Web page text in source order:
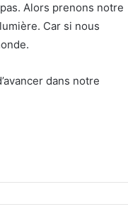
Alors prenons notre
Car si nous
dans notre